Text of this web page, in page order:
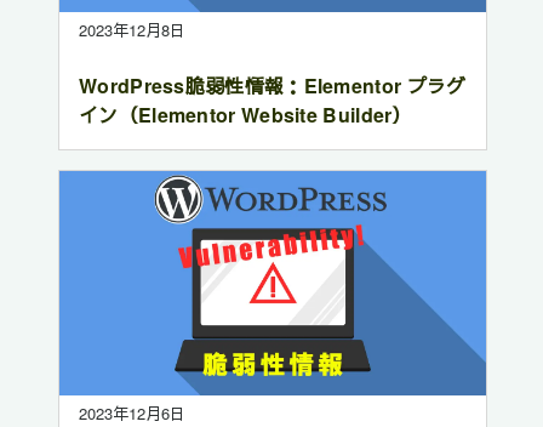
2023年12月8日
WordPress脆弱性情報：Elementor プラグ
イン（Elementor Website Builder）
2023年12月6日